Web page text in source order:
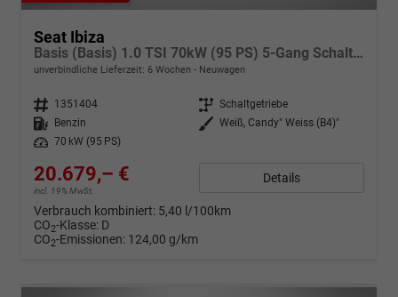
Seat Ibiza
Basis (Basis) 1.0 TSI 70kW (95 PS) 5-Gang Schaltgetriebe
unverbindliche Lieferzeit: 6 Wochen Neuwagen
Fahrzeugnr. 1351404 Getriebe Schaltgetriebe
Kraftstoff
Benzin Außenfarbe Weiß, Candy" Weiss (B4)"
Leistung
70 kW (95 PS)
20.679,– €
incl. 19% MwSt.
Details
Verbrauch kombiniert: 5,40 l/100km
CO2-Klasse: D
CO2-Emissionen: 124,00 g/km